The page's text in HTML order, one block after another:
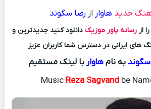
جدید هاوار از رضا سگوند
ازرسانه پاور موزیک دانلود کنید جدیدترین و
های ایرانی در دسترس شما کاربران عزیز
به نامهاواربا لینک مستقیم
Music Reza Sagvand be